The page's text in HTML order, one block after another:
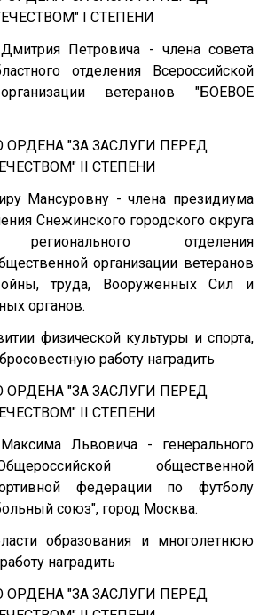
I СТЕПЕНИ
Петровича - члена совета
отделения Всероссийской
ветеранов "БОЕВОЕ
"ЗА ЗАСЛУГИ ПЕРЕД
II СТЕПЕНИ
Мансуровну - члена президиума
Снежинского городского округа
регионального отделения
организации ветеранов
труда, Вооруженных Сил и
органов.
физической культуры и спорта,
работу наградить
"ЗА ЗАСЛУГИ ПЕРЕД
II СТЕПЕНИ
Львовича - генерального
общественной
федерации по футболу
союз", город Москва.
образования и многолетнюю
наградить
"ЗА ЗАСЛУГИ ПЕРЕД